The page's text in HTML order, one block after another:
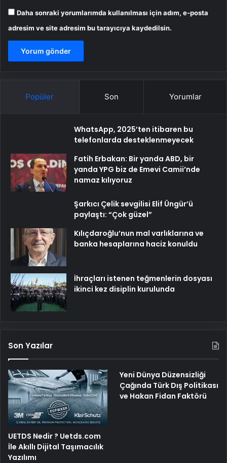
Daha sonraki yorumlarımda kullanılması için adım, e-posta
adresim ve site adresim bu tarayıcıya kaydedilsin.
Popüler Son Yorumlar
WhatsApp, 2025’ten itibaren bu
telefonlarda desteklenmeyecek
Fatih Erbakan: Bir yanda ABD, bir
yanda YPG biz de Emevi Camii’nde
namaz kılıyoruz
Şarkıcı Çelik sevgilisi Elif Üngür’ü
paylaştı: “Çok güzel”
Kılıçdaroğlu’nun mal varlıklarına ve
banka hesaplarına haciz konuldu
İhraçları istenen teğmenlerin dosyası
ikinci kez disiplin kurulunda
Son Yazılar
UETDS Nedir ? Uetds.com
İle Akıllı Dijital Taşımacılık
Yazılımı
Yeni Dünya Düzensizliği
Çağında Türk Dış Politikası
ve Hakan Fidan Faktörü